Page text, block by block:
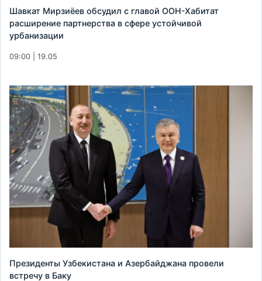
Шавкат Мирзиёев обсудил с главой ООН-Хабитат
расширение партнерства в сфере устойчивой
урбанизации
09:00 | 19.05
Президенты Узбекистана и Азербайджана провели
встречу в Баку